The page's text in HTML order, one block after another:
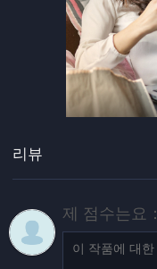
리뷰
제 점수는요：